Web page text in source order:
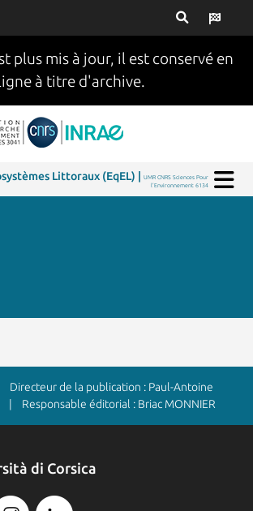
plus mis à jour, il est conservé en
à titre d'archive.
Littoraux (EqEL) |UMR CNRS Sciences Pour
l'Environnement 6134
de la publication : Paul-Antoine
| Responsable éditorial : Briac MONNIER
di Corsica